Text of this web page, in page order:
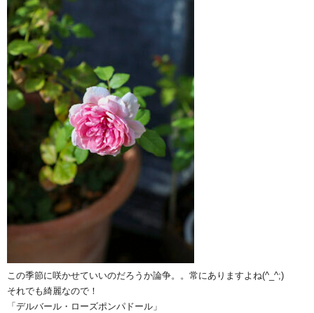
この季節に咲かせていいのだろうか論争。。常にありますよね(^_^;)
それでも綺麗なので！
「デルバール・ローズポンパドール」